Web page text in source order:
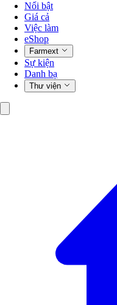
Nổi bật
Giá cả
Việc làm
eShop
Farmext
Sự kiện
Danh bạ
Thư viện